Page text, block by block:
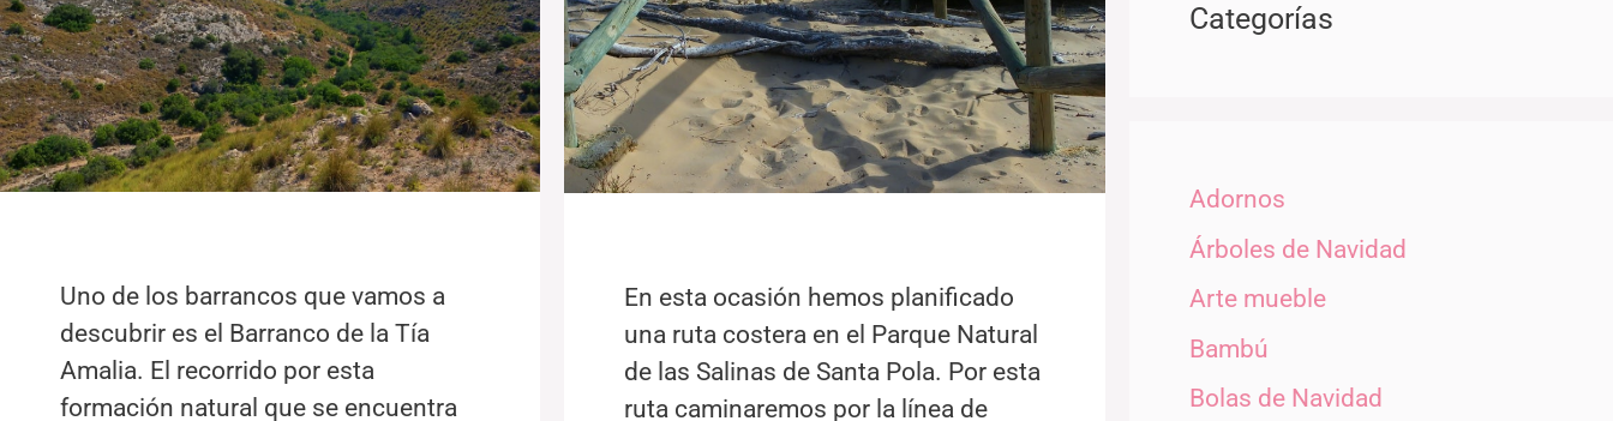
Uno de los barrancos que vamos a
descubrir es el Barranco de la Tía
Amalia. El recorrido por esta
formación natural que se encuentra
En esta ocasión hemos planificado
una ruta costera en el Parque Natural
de las Salinas de Santa Pola. Por esta
ruta caminaremos por la línea de
Categorías
Adornos
Árboles de Navidad
Arte mueble
Bambú
Bolas de Navidad